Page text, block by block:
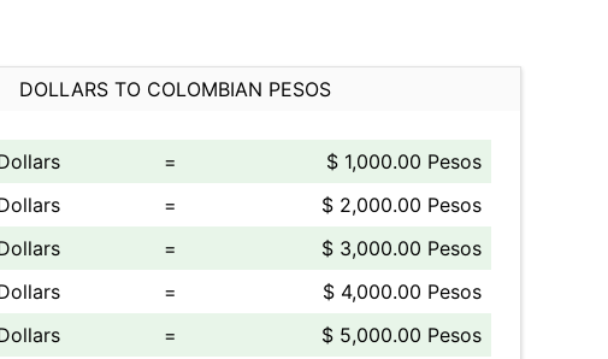
DOLLARS TO COLOMBIAN PESOS
=
$ 1,000.00 Pesos
=
$ 2,000.00 Pesos
=
$ 3,000.00 Pesos
=
$ 4,000.00 Pesos
=
$ 5,000.00 Pesos